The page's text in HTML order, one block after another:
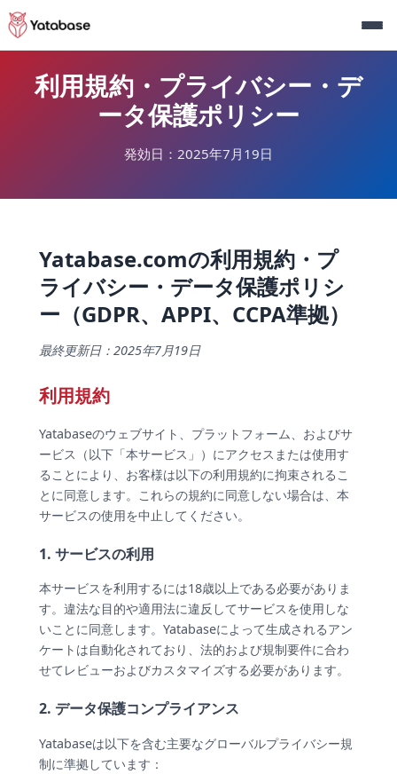
利用規約・プライバシー・デ
ータ保護ポリシー
発効日：2025年7月19日
Yatabase.comの利用規約・プ
ライバシー・データ保護ポリシ
ー（GDPR、APPI、CCPA準拠）
最終更新日：2025年7月19日
利用規約
Yatabaseのウェブサイト、プラットフォーム、およびサ
ービス（以下「本サービス」）にアクセスまたは使用す
ることにより、お客様は以下の利用規約に拘束されるこ
とに同意します。これらの規約に同意しない場合は、本
サービスの使用を中止してください。
1. サービスの利用
本サービスを利用するには18歳以上である必要がありま
す。違法な目的や適用法に違反してサービスを使用しな
いことに同意します。Yatabaseによって生成されるアン
ケートは自動化されており、法的および規制要件に合わ
せてレビューおよびカスタマイズする必要があります。
2. データ保護コンプライアンス
Yatabaseは以下を含む主要なグローバルプライバシー規
制に準拠しています：